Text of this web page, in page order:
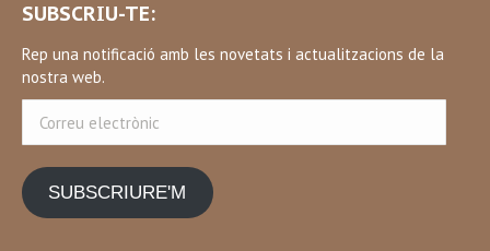
SUBSCRIU-TE:
Rep una notificació amb les novetats i actualitzacions de la
nostra web.
electrònic
SUBSCRIURE'M